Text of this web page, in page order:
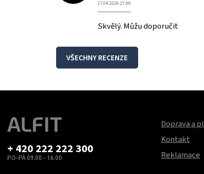
27.04.2026 21:09
Skvělý. Můžu doporučit
VŠECHNY RECENZE
+ 420 222 222 300
PO–PÁ 09.00 - 16.00
Doprava a
Kontakt
Reklamace